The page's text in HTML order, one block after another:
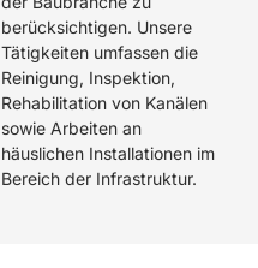
berücksichtigen. Unsere
Tätigkeiten umfassen die
Reinigung, Inspektion,
Rehabilitation von Kanälen
sowie Arbeiten an
häuslichen Installationen im
Bereich der Infrastruktur.